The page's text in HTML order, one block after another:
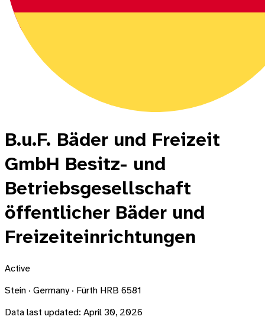
B.u.F. Bäder und Freizeit
GmbH Besitz- und
Betriebsgesellschaft
öffentlicher Bäder und
Freizeiteinrichtungen
Active
Stein · Germany · Fürth HRB 6581
Data last updated: April 30, 2026